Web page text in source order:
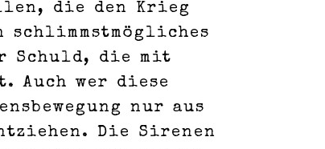
die den Krieg
schlimmstmögliches
Schuld, die mit
Auch wer diese
nur aus
Die Sirenen